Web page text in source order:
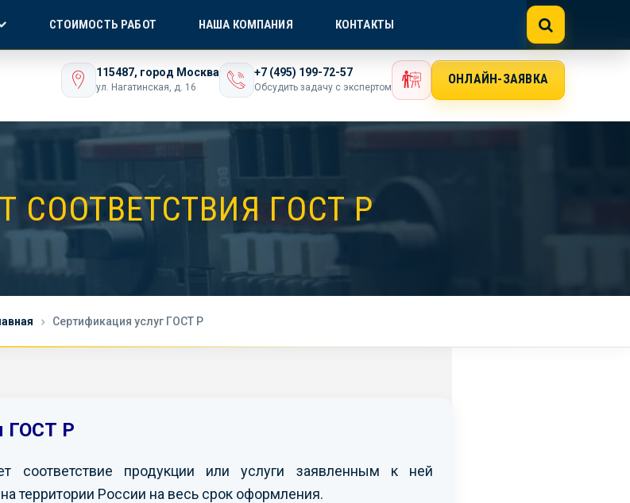
ONLINE@GOSTEXPERT.COM
115487, город Москва
ул. Нагатинская, д. 16
+7 (495) 199-72-57
Обсудить задачу с экспертом
ОНЛАЙН-ЗАЯВКА
СТОИМОСТЬ РАБОТ НАША КОМПАНИЯ КОНТАКТЫ
СООТВЕТСТВИЯ ГОСТ Р
Сертификация услуг ГОСТ Р
ГОСТ Р
соответствие продукции или услуги заявленным к ней
территории России на весь срок оформления.